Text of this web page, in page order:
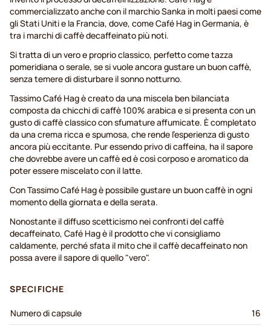
commercializzato anche con il marchio Sanka in molti paesi come
gli Stati Uniti e la Francia, dove, come Café Hag in Germania, è
tra i marchi di caffè decaffeinato più noti.
Si tratta di un vero e proprio classico, perfetto come tazza
pomeridiana o serale, se si vuole ancora gustare un buon caffè,
senza temere di disturbare il sonno notturno.
Tassimo Café Hag è creato da una miscela ben bilanciata
composta da chicchi di caffè 100% arabica e si presenta con un
gusto di caffè classico con sfumature affumicate. È completato
da una crema ricca e spumosa, che rende l'esperienza di gusto
ancora più eccitante. Pur essendo privo di caffeina, ha il sapore
che dovrebbe avere un caffè ed è così corposo e aromatico da
poter essere miscelato con il latte.
Con Tassimo Café Hag è possibile gustare un buon caffè in ogni
momento della giornata e della serata.
Nonostante il diffuso scetticismo nei confronti del caffè
decaffeinato, Café Hag è il prodotto che vi consigliamo
caldamente, perché sfata il mito che il caffè decaffeinato non
possa avere il sapore di quello "vero".
SPECIFICHE
Numero di capsule
16